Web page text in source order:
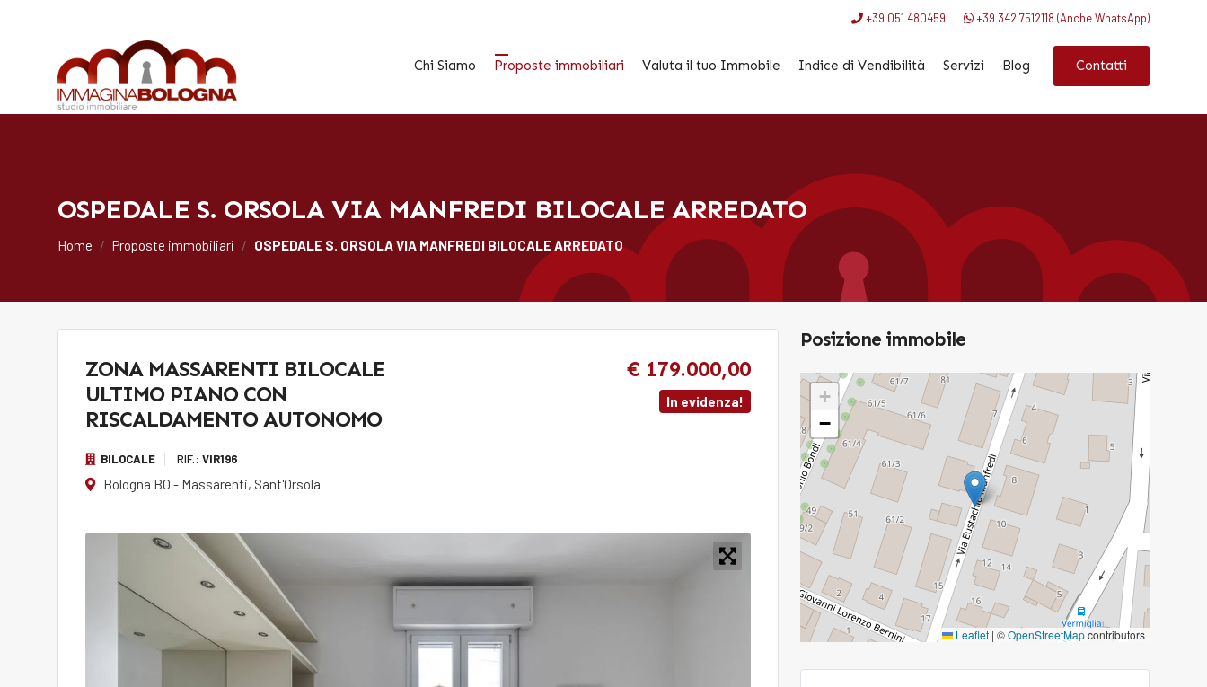
+39 051 480459 +39 342 7512118 (Anche WhatsApp)
Chi Siamo Proposte immobiliari Valuta il tuo Immobile Indice di Vendibilità Servizi Blog Contatti
OSPEDALE S. ORSOLA VIA MANFREDI BILOCALE ARREDATO
Home Proposte immobiliari OSPEDALE S. ORSOLA VIA MANFREDI BILOCALE ARREDATO
Posizione immobile
+
−
Leaflet | ©OpenStreetMapcontributors
ZONA MASSARENTI BILOCALE
ULTIMO PIANO CON
RISCALDAMENTO AUTONOMO
BILOCALE RIF.: VIR196
Bologna BO - Massarenti, Sant'Orsola
€ 179.000,00
In evidenza!